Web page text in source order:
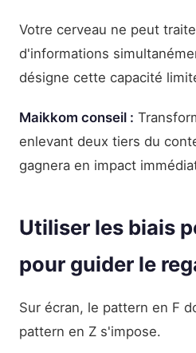
Votre cerveau ne peut
d'informations
désigne cette capacité
Maikkom conseil :
enlevant deux tiers du
gagnera en impact
Utiliser les biais
pour guider le
Sur écran, le pattern en F
pattern en Z s'impose.